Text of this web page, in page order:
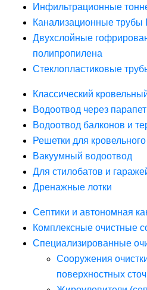
Инфильтрационные
Канализационные
Двухслойные
полипропилена
Стеклопластиковые
Классический
Водоотвод через парапет
Водоотвод балконов и
Решетки для
Вакуумный водоотвод
Для стилобатов и
Дренажные лотки
Септики и автономная
Комплексные очистные
Специализированные
Сооружения
поверхностных